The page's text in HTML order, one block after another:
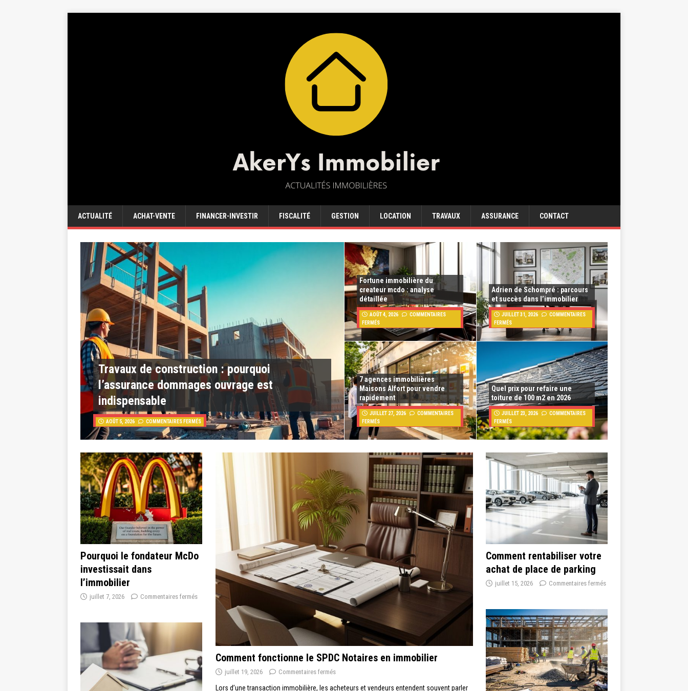
ACTUALITÉ ACHAT-VENTE FINANCER-INVESTIR FISCALITÉ GESTION LOCATION TRAVAUX ASSURANCE CONTACT
Travaux de construction : pourquoi
l’assurance dommages ouvrage est
indispensable
AOÛT 5, 2026 COMMENTAIRES FERMÉS
Fortune immobilière du
createur mcdo : analyse
détaillée
AOÛT 4, 2026
COMMENTAIRES
FERMÉS
Adrien de Schompré : parcours
et succès dans l’immobilier
JUILLET 31, 2026
COMMENTAIRES
FERMÉS
7 agences immobilières
Maisons Alfort pour vendre
rapidement
JUILLET 27, 2026
COMMENTAIRES
FERMÉS
Quel prix pour refaire une
toiture de 100 m2 en 2026
JUILLET 23, 2026
COMMENTAIRES
FERMÉS
Comment fonctionne le SPDC Notaires en immobilier
juillet 19, 2026 Commentaires fermés
Lors d’une transaction immobilière, les acheteurs et vendeurs entendent souvent parler
Comment rentabiliser votre
achat de place de parking
juillet 15, 2026 Commentaires fermés
Pourquoi le fondateur McDo
investissait dans
l’immobilier
juillet 7, 2026 Commentaires fermés